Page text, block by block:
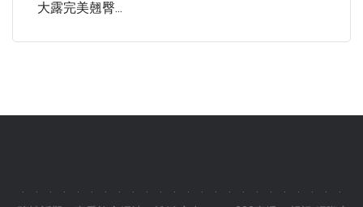
大露完美翹臀...